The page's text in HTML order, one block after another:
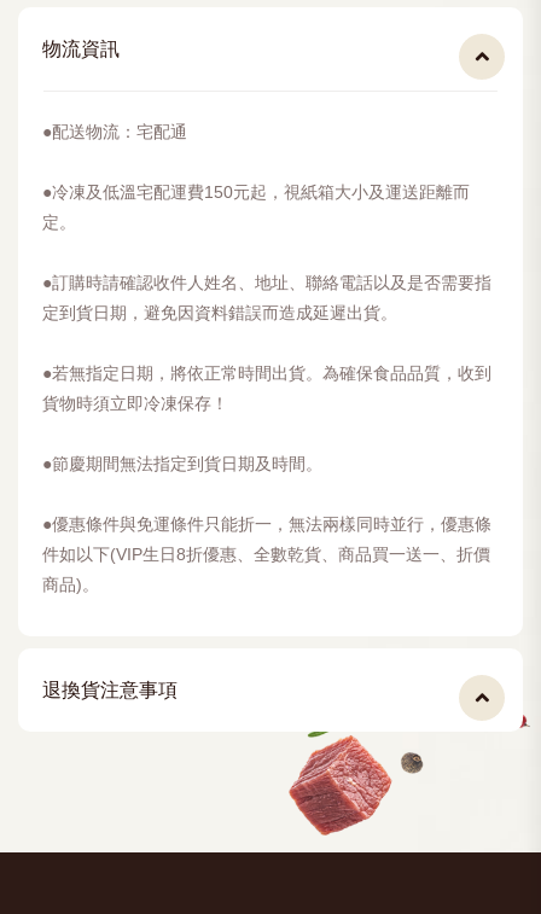
物流資訊
●配送物流：宅配通
●冷凍及低溫宅配運費150元起，視紙箱大小及運送距離而
定。
●訂購時請確認收件人姓名、地址、聯絡電話以及是否需要指
定到貨日期，避免因資料錯誤而造成延遲出貨。
●若無指定日期，將依正常時間出貨。為確保食品品質，收到
貨物時須立即冷凍保存！
​●節慶期間無法指定到貨日期及時間。
​●優惠條件與免運條件只能折一，無法兩樣同時並行，優惠條
件如以下(VIP生日8折優惠、全數乾貨、商品買一送一、折價
商品)。
退換貨注意事項